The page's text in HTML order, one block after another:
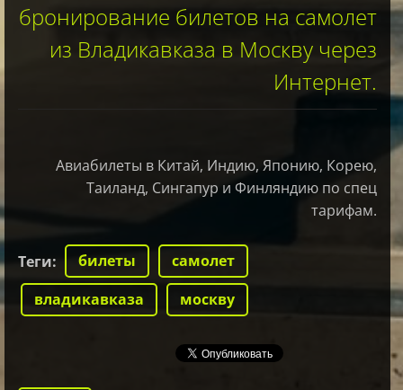
бронирование билетов на самолет
из Владикавказа в Москву через
Интернет.
Авиабилеты в Китай, Индию, Японию, Корею,
Таиланд, Сингапур и Финляндию по спец
тарифам.
Теги: билеты
самолет
владикавказа
москву